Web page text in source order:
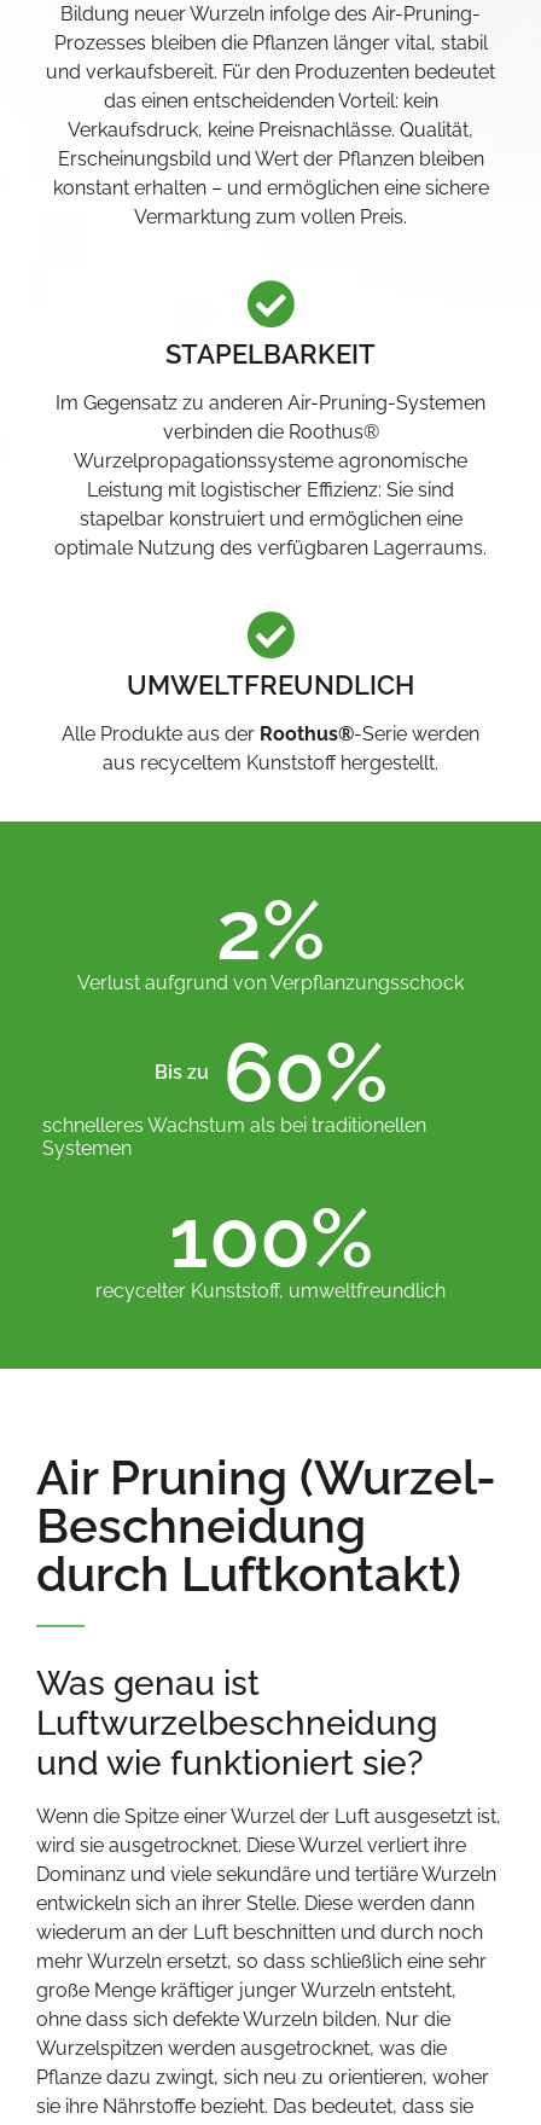
Bildung neuer Wurzeln infolge des Air-Pruning-
Prozesses bleiben die Pflanzen länger vital, stabil
und verkaufsbereit. Für den Produzenten bedeutet
das einen entscheidenden Vorteil: kein
Verkaufsdruck, keine Preisnachlässe. Qualität,
Erscheinungsbild und Wert der Pflanzen bleiben
konstant erhalten – und ermöglichen eine sichere
Vermarktung zum vollen Preis.
STAPELBARKEIT
Im Gegensatz zu anderen Air-Pruning-Systemen
verbinden die Roothus®
Wurzelpropagationssysteme agronomische
Leistung mit logistischer Effizienz: Sie sind
stapelbar konstruiert und ermöglichen eine
optimale Nutzung des verfügbaren Lagerraums.
UMWELTFREUNDLICH
Alle Produkte aus der Roothus®-Serie werden
aus recyceltem Kunststoff hergestellt.
Verlust aufgrund von Verpflanzungsschock
2%
schnelleres Wachstum als bei traditionellen
Systemen
Bis zu 60%
recycelter Kunststoff, umweltfreundlich
100%
Air Pruning (Wurzel-
Beschneidung
durch Luftkontakt)
Was genau ist
Luftwurzelbeschneidung
und wie funktioniert sie?
Wenn die Spitze einer Wurzel der Luft ausgesetzt ist,
wird sie ausgetrocknet. Diese Wurzel verliert ihre
Dominanz und viele sekundäre und tertiäre Wurzeln
entwickeln sich an ihrer Stelle. Diese werden dann
wiederum an der Luft beschnitten und durch noch
mehr Wurzeln ersetzt, so dass schließlich eine sehr
große Menge kräftiger junger Wurzeln entsteht,
ohne dass sich defekte Wurzeln bilden. Nur die
Wurzelspitzen werden ausgetrocknet, was die
Pflanze dazu zwingt, sich neu zu orientieren, woher
sie ihre Nährstoffe bezieht. Das bedeutet, dass sie